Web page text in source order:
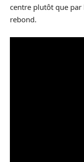
centre plutôt que
rebond.